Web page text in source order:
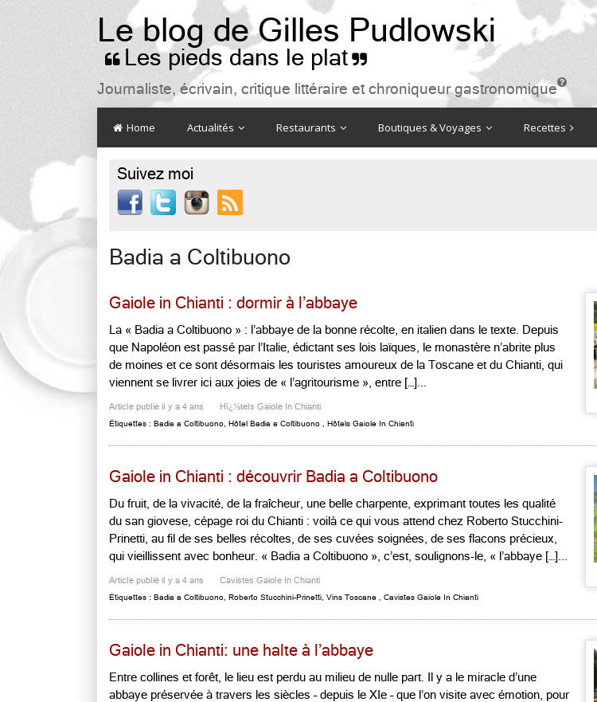
Le blog de Gilles Pudlowski
 Les pieds dans le plat 
Journaliste, écrivain, critique littéraire et chroniqueur gastronomique

Home Actualités Restaurants Boutiques & Voyages Recettes
Suivez moi

Badia a Coltibuono
Gaiole in Chianti : dormir à l’abbaye
La « Badia a Coltibuono » : l’abbaye de la bonne récolte, en italien dans le texte. Depuis
que Napoléon est passé par l’Italie, édictant ses lois laïques, le monastère n’abrite plus
de moines et ce sont désormais les touristes amoureux de la Toscane et du Chianti, qui
viennent se livrer ici aux joies de « l’agritourisme », entre […]...
Article publié il y a 4 ans Hï¿½tels Gaiole In Chianti
Étiquettes : Badia a Coltibuono Hôtel Badia a Coltibuono Hôtels Gaiole In Chianti
Gaiole in Chianti : découvrir Badia a Coltibuono
Du fruit, de la vivacité, de la fraîcheur, une belle charpente, exprimant toutes les qualité
du san giovese, cépage roi du Chianti : voilà ce qui vous attend chez Roberto Stucchini-
Prinetti, au fil de ses belles récoltes, de ses cuvées soignées, de ses flacons précieux,
qui vieillissent avec bonheur. « Badia a Coltibuono », c’est, soulignons-le, « l’abbaye […]...
Article publié il y a 4 ans Cavistes Gaiole In Chianti
Étiquettes : Badia a Coltibuono Roberto Stucchini-Prinetti Vins Toscane Cavistes Gaiole In Chianti
Gaiole in Chianti: une halte à l’abbaye
Entre collines et forêt, le lieu est perdu au milieu de nulle part. Il y a le miracle d’une
abbaye préservée à travers les siècles – depuis le XIe – que l’on visite avec émotion, pour